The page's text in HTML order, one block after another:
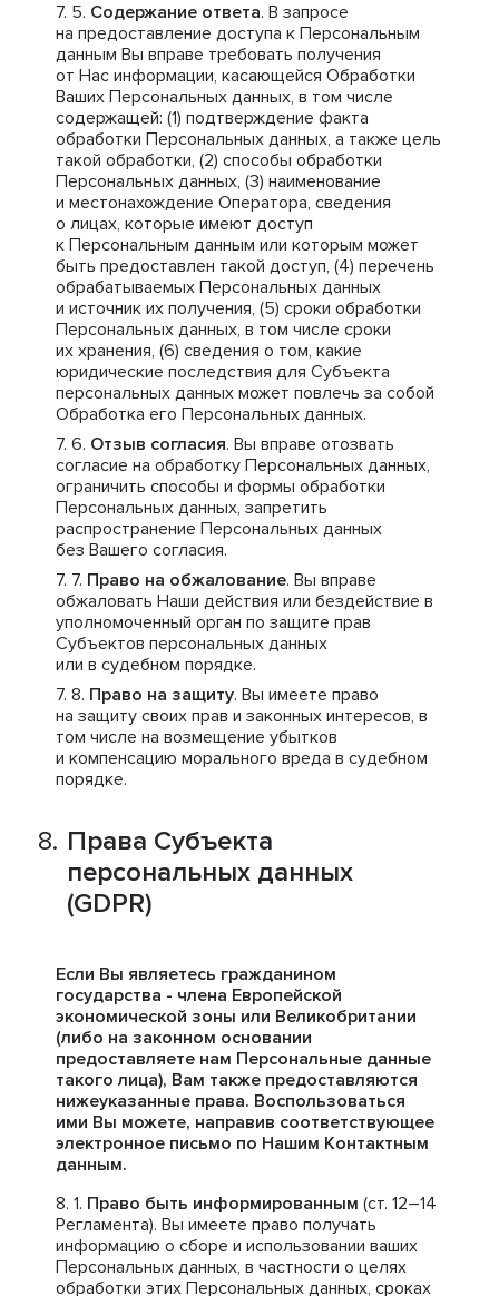
Содержание ответа. В запросе
на предоставление доступа к Персональным
данным Вы вправе требовать получения
от Нас информации, касающейся Обработки
Ваших Персональных данных, в том числе
содержащей: (1) подтверждение факта
обработки Персональных данных, а также цель
такой обработки, (2) способы обработки
Персональных данных, (3) наименование
и местонахождение Оператора, сведения
о лицах, которые имеют доступ
к Персональным данным или которым может
быть предоставлен такой доступ, (4) перечень
обрабатываемых Персональных данных
и источник их получения, (5) сроки обработки
Персональных данных, в том числе сроки
их хранения, (6) сведения о том, какие
юридические последствия для Субъекта
персональных данных может повлечь за собой
Обработка его Персональных данных.
Отзыв согласия. Вы вправе отозвать
согласие на обработку Персональных данных,
ограничить способы и формы обработки
Персональных данных, запретить
распространение Персональных данных
без Вашего согласия.
Право на обжалование. Вы вправе
обжаловать Наши действия или бездействие в
уполномоченный орган по защите прав
Субъектов персональных данных
или в судебном порядке.
Право на защиту. Вы имеете право
на защиту своих прав и законных интересов, в
том числе на возмещение убытков
и компенсацию морального вреда в судебном
порядке.
Права Субъекта
персональных данных
(GDPR)
Если Вы являетесь гражданином
государства - члена Европейской
экономической зоны или Великобритании
(либо на законном основании
предоставляете нам Персональные данные
такого лица), Вам также предоставляются
нижеуказанные права. Воспользоваться
ими Вы можете, направив соответствующее
электронное письмо по Нашим Контактным
данным.
Право быть информированным (ст. 12–14
Регламента). Вы имеете право получать
информацию о сборе и использовании ваших
Персональных данных, в частности о целях
обработки этих Персональных данных, сроках